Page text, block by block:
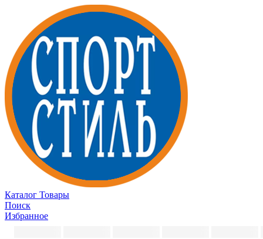
Каталог Товары
Поиск
Избранное